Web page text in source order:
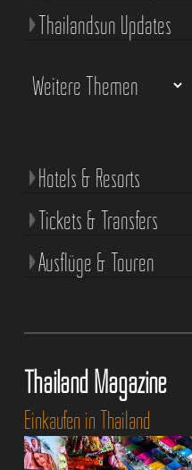
Thailandsun Updates
Hotels & Resorts
Tickets & Transfers
Ausflüge & Touren
Thailand Magazine
Einkaufen in Thailand